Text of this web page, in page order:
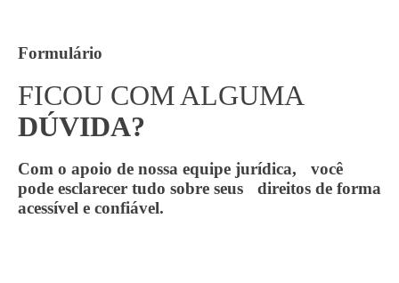
Formulário
FICOU COM ALGUMA
DÚVIDA?
Com o apoio de nossa equipe jurídica, você
pode esclarecer tudo sobre seus direitos de forma
acessível e confiável.